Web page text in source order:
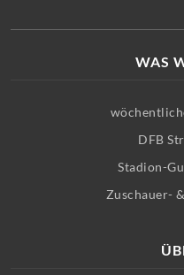
WAS
DFB
Stadion-
Zuschauer-